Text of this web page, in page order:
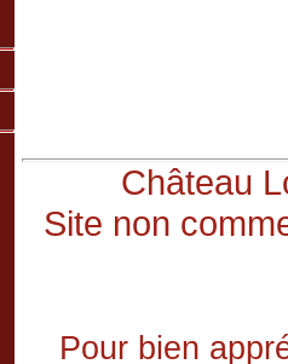
Château
Site non
Pour bien